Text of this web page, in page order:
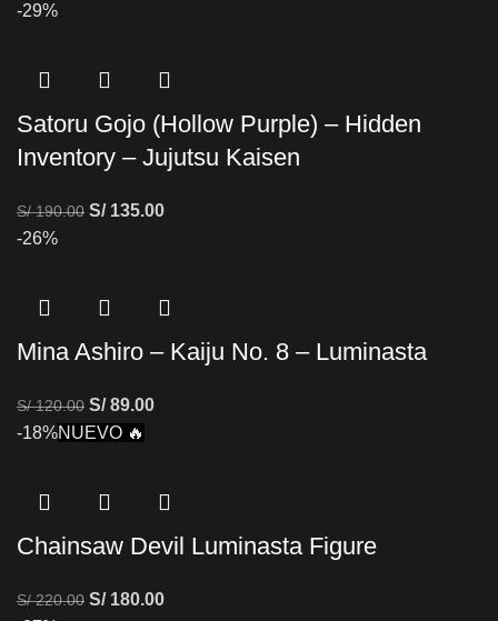
-29%
Satoru Gojo (Hollow Purple) – Hidden
Inventory – Jujutsu Kaisen
S/190.00 S/135.00
-26%
Mina Ashiro – Kaiju No. 8 – Luminasta
S/120.00 S/89.00
-18%NUEVO 🔥
Chainsaw Devil Luminasta Figure
S/220.00 S/180.00